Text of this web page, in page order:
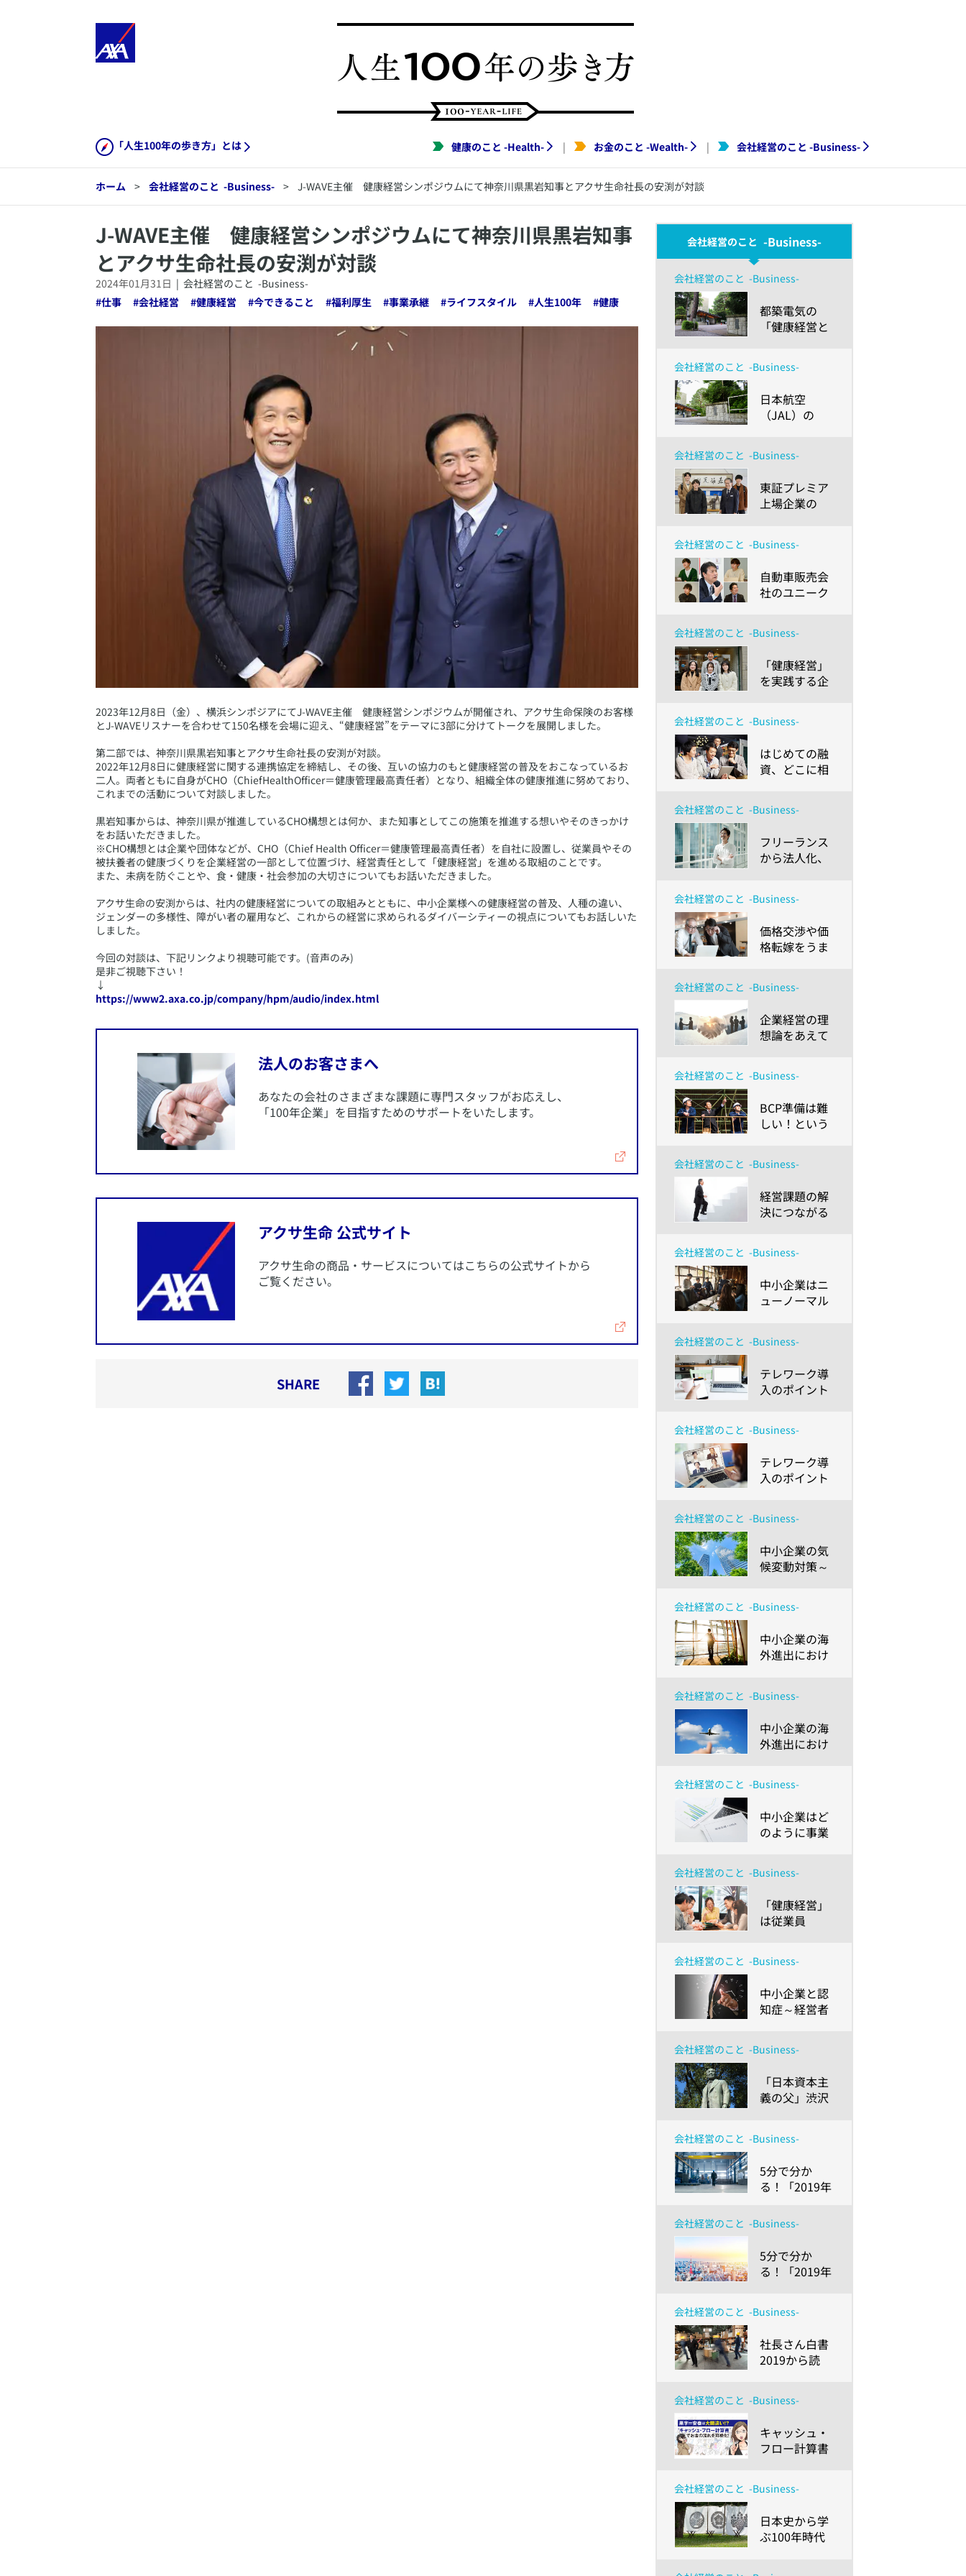
「人生100年の歩き方」とは 健康のこと -Health- | お金のこと -Wealth- | 会社経営のこと -Business-
ホーム > 会社経営のこと -Business- > J-WAVE主催 健康経営シンポジウムにて神奈川県黒岩知事とアクサ生命社長の安渕が対談
​J-WAVE主催 健康経営シンポジウムにて神奈川県黒岩知事
とアクサ生命社長の安渕が対談
2024年01月31日 | 会社経営のこと -Business-
#仕事 #会社経営 #健康経営 #今できること #福利厚生 #事業承継 #ライフスタイル #人生100年 #健康
​2023年12月8日（金）、横浜シンポジアにてJ-WAVE主催 健康経営シンポジウムが開催され、アクサ生命保険のお客様
とJ-WAVEリスナーを合わせて150名様を会場に迎え、“健康経営”をテーマに3部に分けてトークを展開しました。
第二部では、神奈川県黒岩知事とアクサ生命社長の安渕が対談。
2022年12月8日に健康経営に関する連携協定を締結し、その後、互いの協力のもと健康経営の普及をおこなっているお
二人。両者ともに自身がCHO（ChiefHealthOfficer＝健康管理最高責任者）となり、組織全体の健康推進に努めており、
これまでの活動について対談しました。
黒岩知事からは、神奈川県が推進しているCHO構想とは何か、また知事としてこの施策を推進する想いやそのきっかけ
をお話いただきました。
※CHO構想とは企業や団体などが、CHO（Chief Health Officer＝健康管理最高責任者）を自社に設置し、従業員やその
被扶養者の健康づくりを企業経営の一部として位置づけ、経営責任として「健康経営」を進める取組のことです。
また、未病を防ぐことや、食・健康・社会参加の大切さについてもお話いただきました。
アクサ生命の安渕からは、社内の健康経営についての取組みとともに、中小企業様への健康経営の普及、人種の違い、
ジェンダーの多様性、障がい者の雇用など、これからの経営に求められるダイバーシティーの視点についてもお話しいた
しました。
今回の対談は、下記リンクより視聴可能です。(音声のみ)
是非ご視聴下さい！
↓
https://www2.axa.co.jp/company/hpm/audio/index.html
​法人のお客さまへ
​あなたの会社のさまざまな課題に専門スタッフがお応えし、
「100年企業」を目指すためのサポートをいたします。
​アクサ生命 公式サイト
​アクサ生命の商品・サービスについてはこちらの公式サイトから
ご覧ください。
SHARE
会社経営のこと -Business-
会社経営のこと -Business-
​都築電気の
「健康経営と
た学生の気づ
きとは！？～
成城大学経済
学部生が学ん
「健康経営」
ていくポイン
ト～
会社経営のこと -Business-
​日本航空
（JAL）の
たちの反応
は？～取り組
み内容や企業
理念を成城大
に徹底解説～
会社経営のこと -Business-
​東証プレミア
上場企業の
う見える？～
会社の取り組
みを神奈川大
が聞いてみた
会社経営のこと -Business-
​自動車販売会
社のユニーク
にどう見え
カーズ愛知南
の取り組みを
営学部生が聞
会社経営のこと -Business-
​「健康経営」
を実践する企
～株式会社キ
タセツの取り
組みを神奈川
大学 経営学部
みた～
会社経営のこと -Business-
​はじめての融
資、どこに相
る？～創業か
期に向かう小
規模事業者に
話～
会社経営のこと -Business-
​フリーランス
から法人化、
手くマネジメ
とは？
会社経営のこと -Business-
​価格交渉や価
格転嫁をうま
騰の時代、中
環境改善のた
めにできるこ
会社経営のこと -Business-
​企業経営の理
想論をあえて
本の未来経済
計」でコミュ
ニケーション
う！～
会社経営のこと -Business-
​BCP準備は難
しい！という
のみなさまへ
～事例で学ぶ
「すぐマネで
きそうなこ
りたいこと」
会社経営のこと -Business-
​経営課題の解
決につながる
法とメリット
を紹介
会社経営のこと -Business-
​中小企業はニ
ューノーマル
さん白書
えてきた「経
営リスク」の
「健康経営」
会社経営のこと -Business-
​テレワーク導
入のポイント
障害者など職
シティが進む
からこそ押さ
こと～
会社経営のこと -Business-
​テレワーク導
入のポイント
きる助成金や
ガイドライ
ン、業務円滑
化の課題と
会社経営のこと -Business-
​中小企業の気
候変動対策～
ためにできる
ことは？～
会社経営のこと -Business-
​中小企業の海
外進出におけ
編） ～「安全
知ってます
か？
会社経営のこと -Business-
​中小企業の海
外進出におけ
編） ～成功の
ルスタートと
素早い意思決
会社経営のこと -Business-
​中小企業はど
のように事業
承継の現状と
説
会社経営のこと -Business-
​「健康経営」
は従業員
す機会にもな
る～健康増進
や生産性向上
だけじゃな
リットとは？
会社経営のこと -Business-
​中小企業と認
知症～経営者
リスクと健康
経営～
会社経営のこと -Business-
​「日本資本主
義の父」渋沢
者が学ぶべき
会社経営のこと -Business-
​5分で分か
る！「2019年
書」の読みど
ころ ～後編-
新たな衝撃に
攻めと守りで
対応するため
会社経営のこと -Business-
​5分で分か
る！「2019年
ころ 〜前編-
代・事業承継
を成功に導く
会社経営のこと -Business-
​社長さん白書
2019から読
～就業不能リ
た事業継続計
画（BCP）を
会社経営のこと -Business-
​キャッシュ・
フロー計算書
る！ 会社経営
者が理解する
べき財務3表
の読み解き方
会社経営のこと -Business-
​日本史から学
ぶ100年時代